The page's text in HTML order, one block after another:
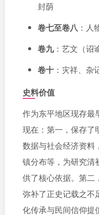
封荫
卷七至卷八 ：人
卷九：艺文（诏
卷十 ：灾祥、杂
史料价值
作为东平地区现存最
现在：第一，保存了
数据与社会经济资料
镇分布等，为研究清
供了核心依据。第二
弥补了正史记载之不
化传承与民间信仰提